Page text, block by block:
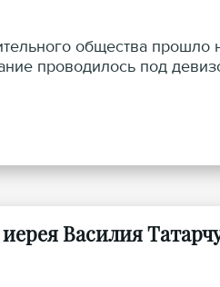
общества
проводилось под
Василия